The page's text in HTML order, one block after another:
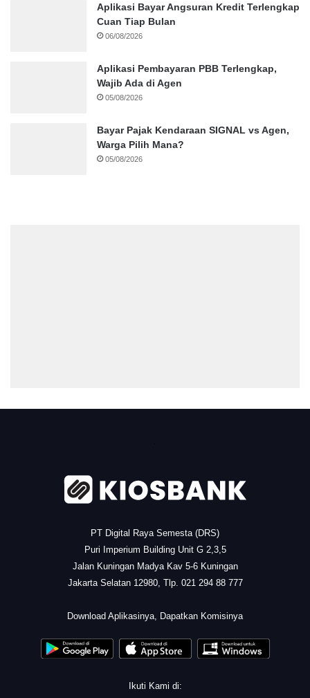
Aplikasi Bayar Angsuran Kredit Terlengkap
Cuan Tiap Bulan
06/08/2026
Aplikasi Pembayaran PBB Terlengkap,
Wajib Ada di Agen
05/08/2026
Bayar Pajak Kendaraan SIGNAL vs Agen,
Warga Pilih Mana?
05/08/2026
PT Digital Raya Semesta (DRS)
Puri Imperium Building Unit G 2,3,5
Jalan Kuningan Madya Kav 5-6 Kuningan
Jakarta Selatan 12980, Tlp. 021 294 88 777
Download Aplikasinya, Dapatkan Komisinya
Ikuti Kami di: